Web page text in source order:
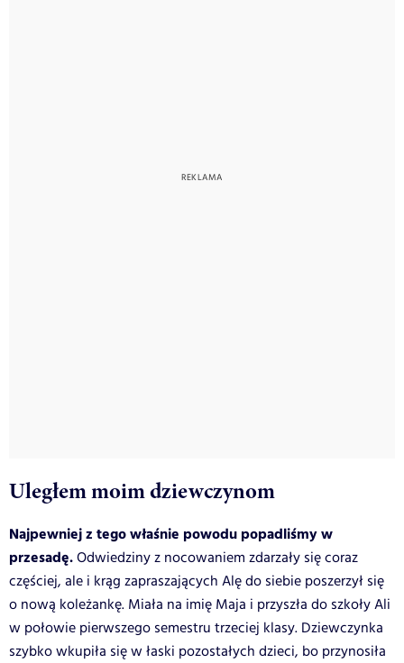
Uległem moim dziewczynom
Najpewniej z tego właśnie powodu popadliśmy w
przesadę.Odwiedziny z nocowaniem zdarzały się coraz
częściej, ale i krąg zapraszających Alę do siebie poszerzył się
o nową koleżankę. Miała na imię Maja i przyszła do szkoły Ali
w połowie pierwszego semestru trzeciej klasy. Dziewczynka
szybko wkupiła się w łaski pozostałych dzieci, bo przynosiła